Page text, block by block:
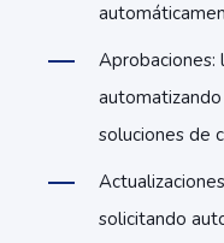
Aprobaciones:
soluciones de
solicitando